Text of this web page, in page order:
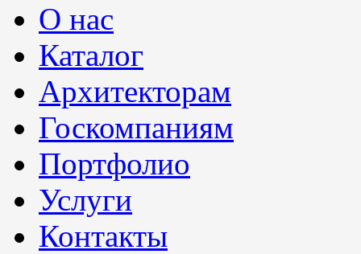
О нас
Каталог
Архитекторам
Госкомпаниям
Портфолио
Услуги
Контакты